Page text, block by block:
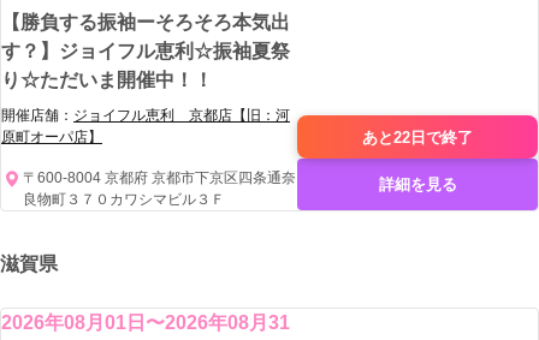
【勝負する振袖ーそろそろ本気出
す？】ジョイフル恵利☆振袖夏祭
り☆ただいま開催中！！
開催店舗： ジョイフル恵利 京都店【旧：河
原町オーパ店】
〒600-8004 京都府 京都市下京区四条通奈
良物町３７０カワシマビル３Ｆ
あと22日で終了
詳細を見る
滋賀県
2026年08月01日〜2026年08月31